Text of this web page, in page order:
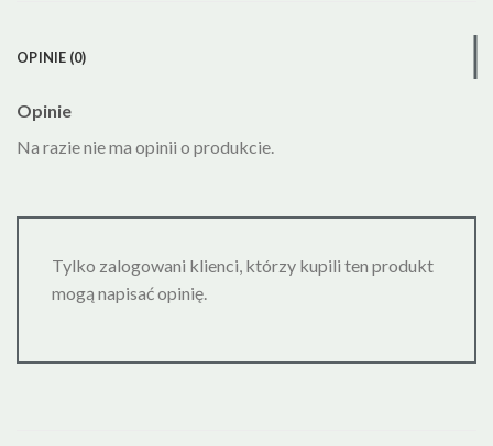
OPINIE (0)
Opinie
Na razie nie ma opinii o produkcie.
Tylko zalogowani klienci, którzy kupili ten produkt
mogą napisać opinię.